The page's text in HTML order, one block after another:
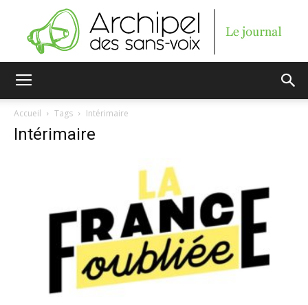
sans-
voix
Accueil Tags Intérimaire
Intérimaire